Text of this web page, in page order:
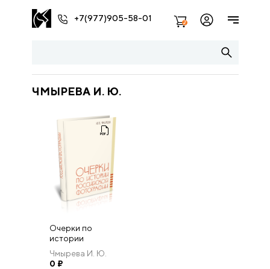
+7(977)905-58-01 2
ЧМЫРЕВА И. Ю.
Очерки по
истории
российской
фотографии.
Чмырева И. Ю.
0 ₽